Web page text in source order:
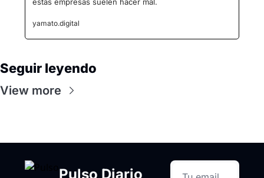
yamato.digital
Seguir leyendo
View more
Pulso Diario